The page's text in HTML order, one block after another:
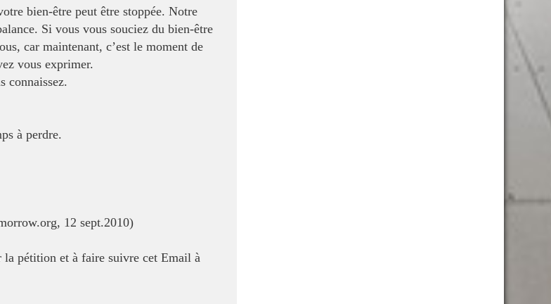
bien-être peut être stoppée. Notre
Si vous vous souciez du bien-être
car maintenant, c’est le moment de
vous exprimer.
connaissez.
à perdre.
12 sept.2010)
la pétition et à faire suivre cet Email à